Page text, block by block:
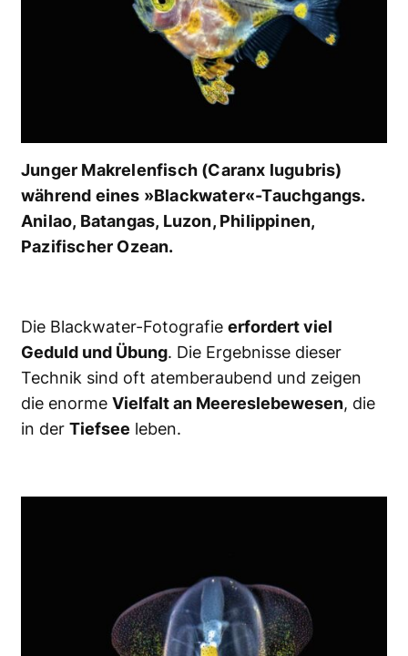
Junger Makrelenfisch (Caranx lugubris)
während eines »Blackwater«-Tauchgangs.
Anilao, Batangas, Luzon, Philippinen,
Pazifischer Ozean.
Die Blackwater-Fotografie erfordert viel
Geduld und Übung. Die Ergebnisse dieser
Technik sind oft atemberaubend und zeigen
die enorme Vielfalt an Meereslebewesen, die
in der Tiefsee leben.